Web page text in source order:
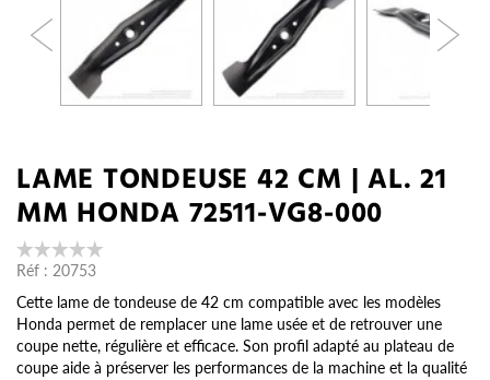
LAME TONDEUSE 42 CM | AL. 21
MM HONDA 72511-VG8-000
Réf : 20753
Cette lame de tondeuse de 42 cm compatible avec les modèles
Honda permet de remplacer une lame usée et de retrouver une
coupe nette, régulière et efficace. Son profil adapté au plateau de
coupe aide à préserver les performances de la machine et la qualité